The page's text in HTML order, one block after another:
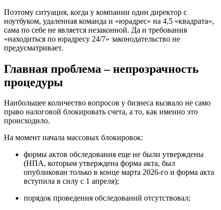
Поэтому ситуация, когда у компании один директор с
ноутбуком, удаленная команда и «юрадрес» на 4,5 «квадрата»,
сама по себе не является незаконной. Да и требования
«находиться по юрадресу 24/7» законодательство не
предусматривает.
Главная проблема – непрозрачность
процедуры
Наибольшее количество вопросов у бизнеса вызвало не само
право налоговой блокировать счета, а то, как именно это
происходило.
На момент начала массовых блокировок:
формы актов обследования еще не были утверждены
(НПА, которым утверждена форма акта, был
опубликован только в конце марта 2026-го и форма акта
вступила в силу с 1 апреля);
порядок проведения обследований отсутствовал;